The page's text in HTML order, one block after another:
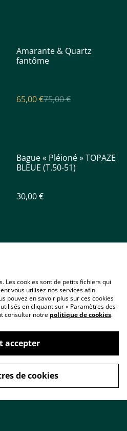
%
Amarante & Quartz
fantôme
65,00 €75,00 €
Bague « Pléioné » TOPAZE
BLEUE (T.50-51)
30,00 €
Contact
Politique de
confidentialité
Les cookies sont de petits fichiers qui
vous utilisez nos services afin
pouvez en savoir plus sur ces cookies
en cliquant sur « Paramètres des
consulter notre politique de cookies.
accepter
de cookies